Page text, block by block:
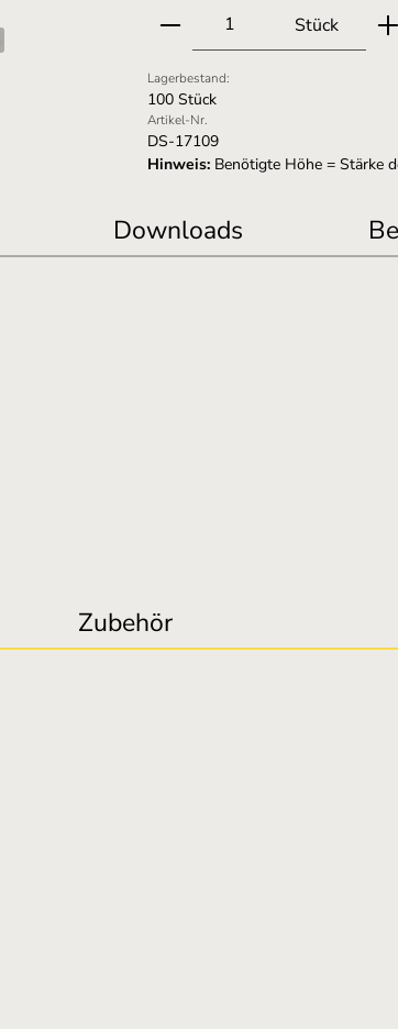
Produkt Anzahl:
Stück
Lagerbestand:
100 Stück
Artikel-Nr.
DS-17109
Hinweis: Benötigte Höhe = Stärke
Downloads
Zubehör